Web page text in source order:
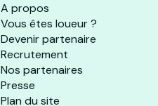
A propos
Vous êtes loueur ?
Devenir partenaire
Recrutement
Nos partenaires
Presse
Plan du site